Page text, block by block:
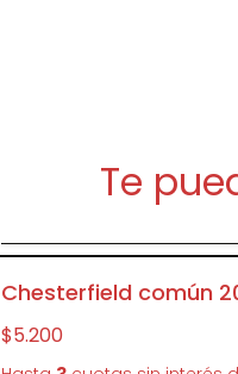
Te
P163
Chesterfield común
$5.200